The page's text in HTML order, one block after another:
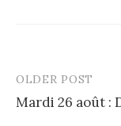
Post
navigation
OLDER POST
Mardi 26 août :